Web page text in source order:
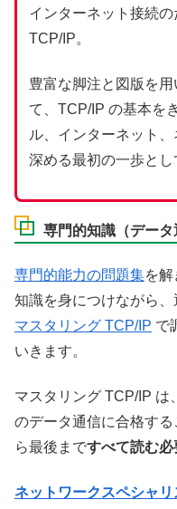
インターネット接続
TCP/IP。
豊富な脚注と図版を
て、TCP/IP の基本を
ル、インターネット
深める最初の一歩とし
専門的知識（デー
専門的能力の問題集を
知識を身につけながら
マスタリング TCP/IP で
いきます。
マスタリング TCP/IP は
のデータ通信に合格す
ら最後まですべて読む
ネットワークスペシャリ